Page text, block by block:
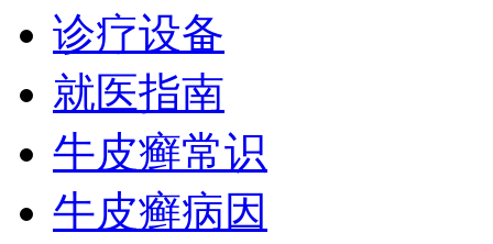
诊疗设备
就医指南
牛皮癣常识
牛皮癣病因